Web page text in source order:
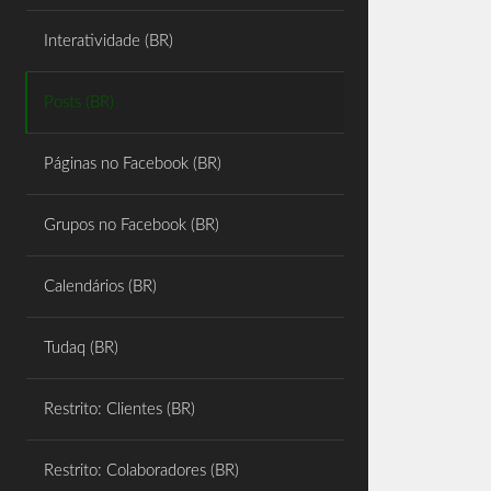
Interatividade (BR)
Posts (BR)
Páginas no Facebook (BR)
Grupos no Facebook (BR)
Calendários (BR)
Tudaq (BR)
Restrito: Clientes (BR)
Restrito: Colaboradores (BR)